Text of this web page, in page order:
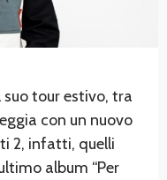
tour estivo, tra
con un nuovo
2, infatti, quelli
album “Per